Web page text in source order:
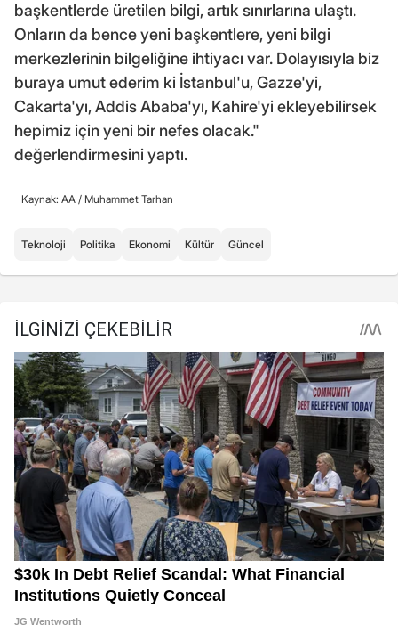
başkentlerde üretilen bilgi, artık sınırlarına ulaştı.
Onların da bence yeni başkentlere, yeni bilgi
merkezlerinin bilgeliğine ihtiyacı var. Dolayısıyla biz
buraya umut ederim ki İstanbul'u, Gazze'yi,
Cakarta'yı, Addis Ababa'yı, Kahire'yi ekleyebilirsek
hepimiz için yeni bir nefes olacak."
değerlendirmesini yaptı.
Kaynak: AA / Muhammet Tarhan
Teknoloji Politika Ekonomi Kültür Güncel